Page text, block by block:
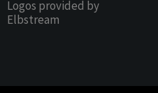
Logos provided by
Elbstream